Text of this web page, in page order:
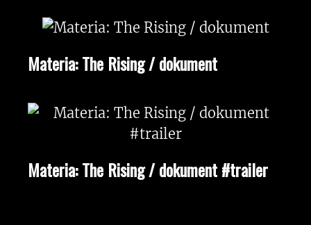
Materia: The Rising / dokument
Materia: The Rising / dokument #trailer